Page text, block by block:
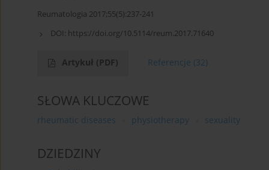
Reumatologia 2017;55(5):237-241
DOI: https://doi.org/10.5114/reum.2017.71640
Artykuł (PDF) Referencje (32)
SŁOWA KLUCZOWE
rheumatic diseases physiotherapy sexuality
DZIEDZINY